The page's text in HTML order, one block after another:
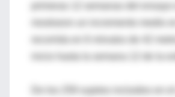
primeras 12 semanas del ensayo